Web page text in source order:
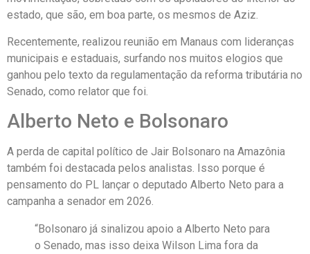
estado, que são, em boa parte, os mesmos de Aziz.
Recentemente, realizou reunião em Manaus com lideranças
municipais e estaduais, surfando nos muitos elogios que
ganhou pelo texto da regulamentação da reforma tributária no
Senado, como relator que foi.
Alberto Neto e Bolsonaro
A perda de capital político de Jair Bolsonaro na Amazônia
também foi destacada pelos analistas. Isso porque é
pensamento do PL lançar o deputado Alberto Neto para a
campanha a senador em 2026.
“Bolsonaro já sinalizou apoio a Alberto Neto para
o Senado, mas isso deixa Wilson Lima fora da